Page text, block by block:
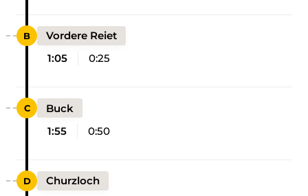
Vordere Reiet
1:05
0:25
Buck
1:55
0:50
Churzloch